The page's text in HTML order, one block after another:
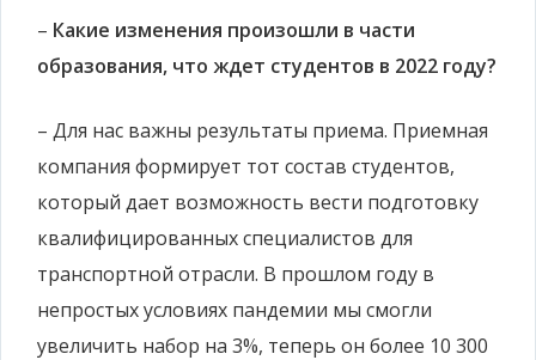
– Какие изменения произошли в части
образования, что ждет студентов в 2022 году?
– Для нас важны результаты приема. Приемная
компания формирует тот состав студентов,
который дает возможность вести подготовку
квалифицированных специалистов для
транспортной отрасли. В прошлом году в
непростых условиях пандемии мы смогли
увеличить набор на 3%, теперь он более 10 300